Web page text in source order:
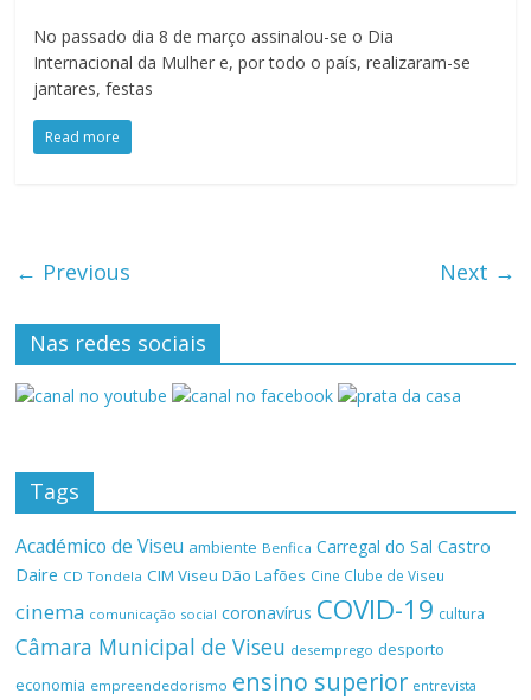
No passado dia 8 de março assinalou-se o Dia
Internacional da Mulher e, por todo o país, realizaram-se
jantares, festas
Read more
← Previous Next →
Nas redes sociais
Tags
Académico de Viseu ambiente Benfica Carregal do Sal Castro
Daire CD Tondela CIM Viseu Dão Lafões Cine Clube de Viseu
cinema comunicação social coronavírus COVID-19 cultura
Câmara Municipal de Viseu desemprego desporto
economia empreendedorismo ensino superior entrevista